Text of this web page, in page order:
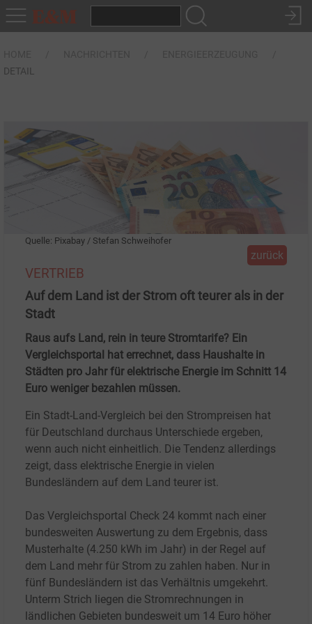
DETAIL
Quelle: Pixabay / Stefan Schweihofer
zurück
VERTRIEB
Auf dem Land ist der Strom oft teurer als in der
Stadt
Raus aufs Land, rein in teure Stromtarife? Ein
Vergleichsportal hat errechnet, dass Haushalte in
Städten pro Jahr für elektrische Energie im Schnitt 14
Euro weniger bezahlen müssen.
Ein Stadt-Land-Vergleich bei den Strompreisen hat
für Deutschland durchaus Unterschiede ergeben,
wenn auch nicht einheitlich. Die Tendenz allerdings
zeigt, dass elektrische Energie in vielen
Bundesländern auf dem Land teurer ist.
Das Vergleichsportal Check 24 kommt nach einer
bundesweiten Auswertung zu dem Ergebnis, dass
Musterhalte (4.250 kWh im Jahr) in der Regel auf
dem Land mehr für Strom zu zahlen haben. Nur in
fünf Bundesländern ist das Verhältnis umgekehrt.
Unterm Strich liegen die Stromrechnungen in
ländlichen Gebieten bundesweit um 14 Euro höher